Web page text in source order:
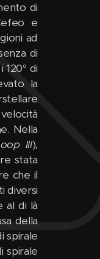
di
e
ad
di
di
la
Nella
III),
stata
che il
diversi
al di là
della
spirale
spirale